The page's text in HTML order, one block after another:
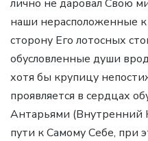
лично не даровал Свою
наши нерасположенные
сторону Его лотосных
обусловленные души
хотя бы крупицу
проявляется в сердцах
Антарьями (Внутренний
пути к Самому Себе, при